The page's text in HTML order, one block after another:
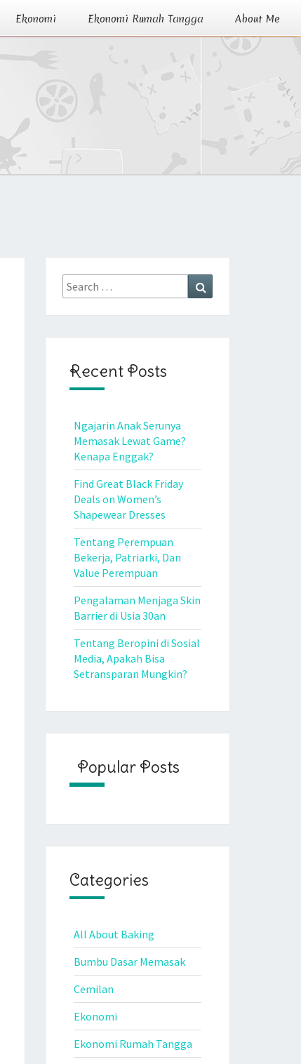
Ekonomi Ekonomi Rumah Tangga About Me
Search
for:
Recent Posts
Ngajarin Anak Serunya
Memasak Lewat Game?
Kenapa Enggak?
Find Great Black Friday
Deals on Women’s
Shapewear Dresses
Tentang Perempuan
Bekerja, Patriarki, Dan
Value Perempuan
Pengalaman Menjaga Skin
Barrier di Usia 30an
Tentang Beropini di Sosial
Media, Apakah Bisa
Setransparan Mungkin?
Popular Posts
Categories
All About Baking
Bumbu Dasar Memasak
Cemilan
Ekonomi
Ekonomi Rumah Tangga